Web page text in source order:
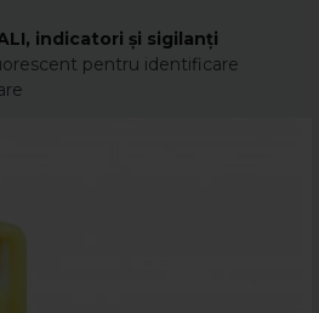
indicatori şi sigilanţi
pentru identificare